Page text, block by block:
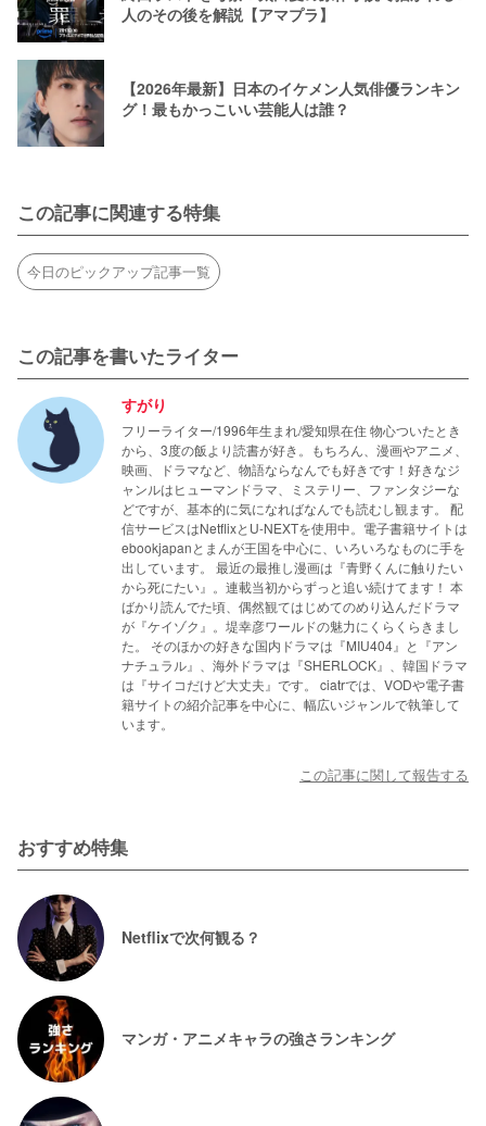
人のその後を解説【アマプラ】
【2026年最新】日本のイケメン人気俳優ランキン
グ！最もかっこいい芸能人は誰？
この記事に関連する特集
今日のピックアップ記事一覧
この記事を書いたライター
すがり
フリーライター/1996年生まれ/愛知県在住 物心ついたとき
から、3度の飯より読書が好き。もちろん、漫画やアニメ、
映画、ドラマなど、物語ならなんでも好きです！好きなジ
ャンルはヒューマンドラマ、ミステリー、ファンタジーな
どですが、基本的に気になればなんでも読むし観ます。 配
信サービスはNetflixとU-NEXTを使用中。電子書籍サイトは
ebookjapanとまんが王国を中心に、いろいろなものに手を
出しています。 最近の最推し漫画は『青野くんに触りたい
から死にたい』。連載当初からずっと追い続けてます！ 本
ばかり読んでた頃、偶然観てはじめてのめり込んだドラマ
が『ケイゾク』。堤幸彦ワールドの魅力にくらくらきまし
た。 そのほかの好きな国内ドラマは『MIU404』と『アン
ナチュラル』、海外ドラマは『SHERLOCK』、韓国ドラマ
は『サイコだけど大丈夫』です。 ciatrでは、VODや電子書
籍サイトの紹介記事を中心に、幅広いジャンルで執筆して
います。
この記事に関して報告する
おすすめ特集
Netflixで次何観る？
マンガ・アニメキャラの強さランキング